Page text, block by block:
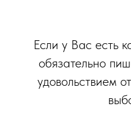
Если у Вас есть
обязательно
удовольствием